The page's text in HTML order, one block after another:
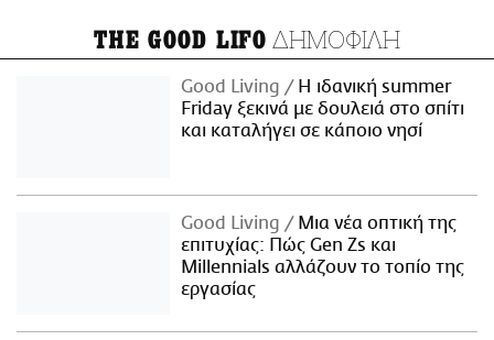
THE GOOD LIFO ΔΗΜΟΦΙΛΗ
Good Living
Η ιδανική summer
Friday ξεκινά με δουλειά στο σπίτι
και καταλήγει σε κάποιο νησί
Good Living
Μια νέα οπτική της
επιτυχίας: Πώς Gen Zs και
Millennials αλλάζουν το τοπίο της
εργασίας